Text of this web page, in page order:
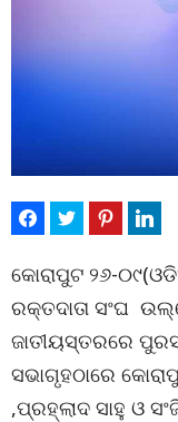
କୋରାପୁଟ ୨୬-
ରକ୍ତଦାତା ସଂଘ
ଜାତୀୟସ୍ତରରେ
ସଭାଗୃହଠାରେ
,ପ୍ରହ୍ଲାଦ ସାହୁ ଓ